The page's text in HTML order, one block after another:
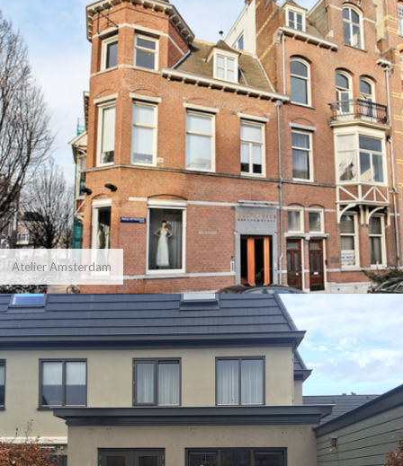
Atelier Amsterdam